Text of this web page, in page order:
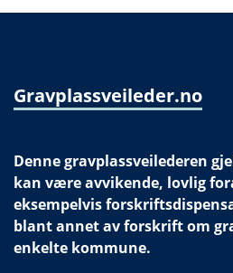
Gravplassveileder.no
Denne gravplassveilederen
kan være avvikende, lovlig
eksempelvis
blant annet av forskrift om
enkelte kommune.